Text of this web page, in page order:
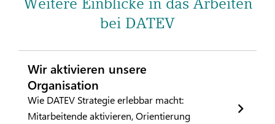
bei DATEV
Wir aktivieren unsere
Organisation
Wie DATEV Strategie erlebbar macht:
Mitarbeitende aktivieren, Orientierung